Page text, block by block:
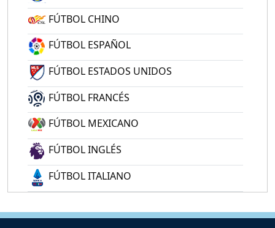
FÚTBOL CHINO
FÚTBOL ESPAÑOL
FÚTBOL ESTADOS UNIDOS
FÚTBOL FRANCÉS
FÚTBOL MEXICANO
FÚTBOL INGLÉS
FÚTBOL ITALIANO